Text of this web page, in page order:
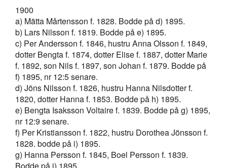
1900
a) Mätta Mårtensson f. 1828. Bodde på d) 1895.
b) Lars Nilsson f. 1819. Bodde på e) 1895.
c) Per Andersson f. 1846, hustru Anna Olsson f. 1849,
dotter Bengta f. 1874, dotter Elise f. 1887, dotter Marie
f. 1892, son Nils f. 1897, son Johan f. 1879. Bodde på
f) 1895, nr 12:5 senare.
d) Jöns Nilsson f. 1826, hustru Hanna Nilsdotter f.
1820, dotter Hanna f. 1853. Bodde på h) 1895.
e) Bengta Isaksson Voltaire f. 1839. Bodde på g) 1895,
nr 12:9 senare.
f) Per Kristiansson f. 1822, hustru Dorothea Jönsson f.
1828. bodde på i) 1895.
g) Hanna Persson f. 1845, Boel Persson f. 1839.